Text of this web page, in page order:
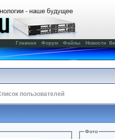
Главная Форум Файлы Новости
пользователей
Фото